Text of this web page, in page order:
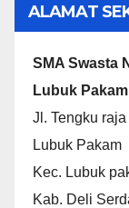
ALAMAT
SMA Swasta
Lubuk Pakam
Jl. Tengku
Lubuk Pakam
Kec. Lubuk
Kab. Deli